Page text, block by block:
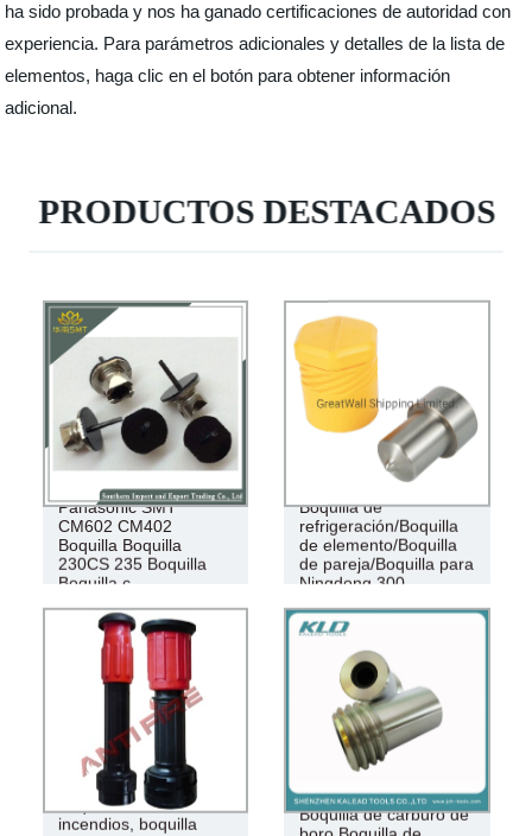
ha sido probada y nos ha ganado certificaciones de autoridad con
experiencia. Para parámetros adicionales y detalles de la lista de
elementos, haga clic en el botón para obtener información
adicional.
PRODUCTOS DESTACADOS
Panasonic SMT
CM602 CM402
Boquilla Boquilla
230CS 235 Boquilla
Boquilla c
Boquilla de
refrigeración/Boquilla
de elemento/Boquilla
de pareja/Boquilla para
Ningdong 300
boquilla contra
incendios, boquilla
Boquilla de carburo de